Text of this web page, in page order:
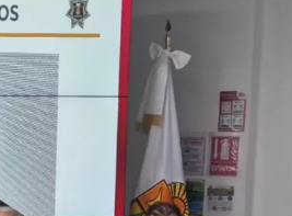
permitieron la
o probables hechos
a personas y unidades
de alta movilidad.